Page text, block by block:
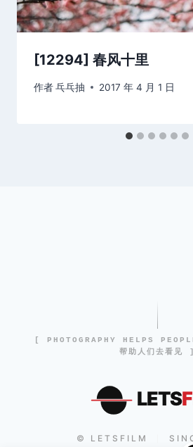
[12294] 春风十里
作者乓乓抽 2017 年 4 月 1 日
[ PHOTOGRAPHY HELPS
帮助人们去看见 ]
LETS
© LETSFILM